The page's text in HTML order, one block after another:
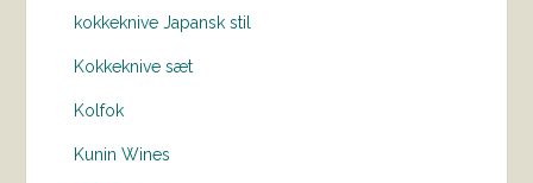
kokkeknive Japansk stil
Kokkeknive sæt
Kolfok
Kunin Wines